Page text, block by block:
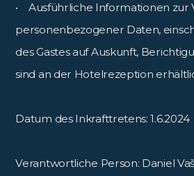
• Ausführliche Informationen zur
personenbezogener Daten,
des Gastes auf Auskunft,
sind an der Hotelrezeption
Datum des Inkrafttretens: 1.6.2024
Verantwortliche Person: Daniel